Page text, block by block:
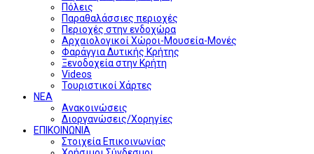
Πόλεις
Παραθαλάσσιες περιοχές
Περιοχές στην ενδοχώρα
Αρχαιολογικοί Χώροι-Μουσεία-Μονές
Φαράγγια Δυτικής Κρήτης
Ξενοδοχεία στην Κρήτη
Videos
Τουριστικοί Χάρτες
ΝΕΑ
Ανακοινώσεις
Διοργανώσεις/Χορηγίες
ΕΠΙΚΟΙΝΩΝΙΑ
Στοιχεία Επικοινωνίας